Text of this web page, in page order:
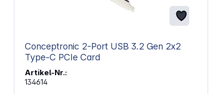
Festplattenkapazität: keine Kapazitätsbeschränkung
Conceptronic 2-Port USB 3.2 Gen 2x2
Type-C PCIe Card
Artikel-Nr.:
134614